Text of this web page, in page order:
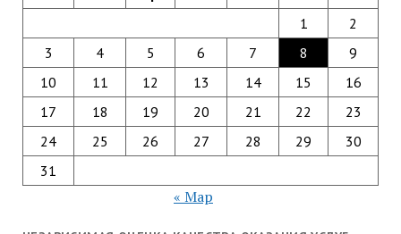
1
2
3
4 5 6 7 8
9
10
11 12 13 14 15
16
17
18 19 20 21 22
23
24
25 26 27 28 29
30
31
« Мар